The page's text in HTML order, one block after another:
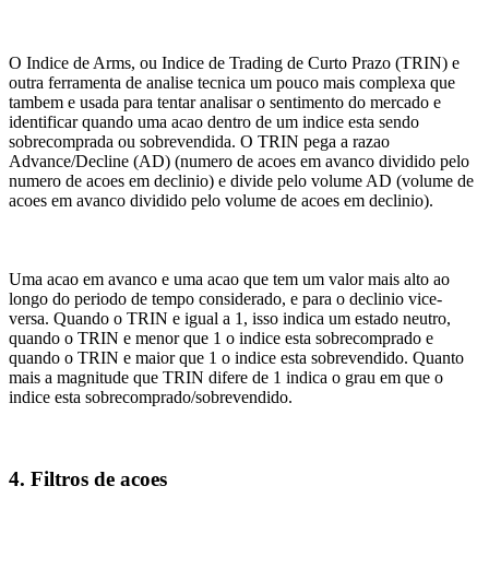
O Indice de Arms, ou Indice de Trading de Curto Prazo (TRIN) e
outra ferramenta de analise tecnica um pouco mais complexa que
tambem e usada para tentar analisar o sentimento do mercado e
identificar quando uma acao dentro de um indice esta sendo
sobrecomprada ou sobrevendida. O TRIN pega a razao
Advance/Decline (AD) (numero de acoes em avanco dividido pelo
numero de acoes em declinio) e divide pelo volume AD (volume de
acoes em avanco dividido pelo volume de acoes em declinio).
Uma acao em avanco e uma acao que tem um valor mais alto ao
longo do periodo de tempo considerado, e para o declinio vice-
versa. Quando o TRIN e igual a 1, isso indica um estado neutro,
quando o TRIN e menor que 1 o indice esta sobrecomprado e
quando o TRIN e maior que 1 o indice esta sobrevendido. Quanto
mais a magnitude que TRIN difere de 1 indica o grau em que o
indice esta sobrecomprado/sobrevendido.
4. Filtros de acoes